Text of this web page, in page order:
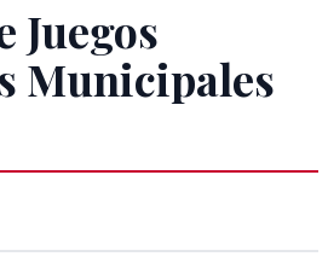
Juegos
Municipales